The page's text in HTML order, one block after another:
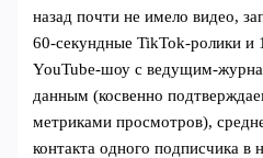
назад почти не имело видео,
60‑секундные TikTok‑ролики и
YouTube‑шоу с
данным (косвенно
метриками просмотров),
контакта одного подписчика в